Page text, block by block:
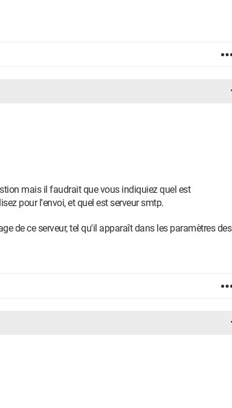
mais il faudrait que vous indiquiez quel est
pour l'envoi, et quel est serveur smtp.
de ce serveur, tel qu'il apparaît dans les paramètres des